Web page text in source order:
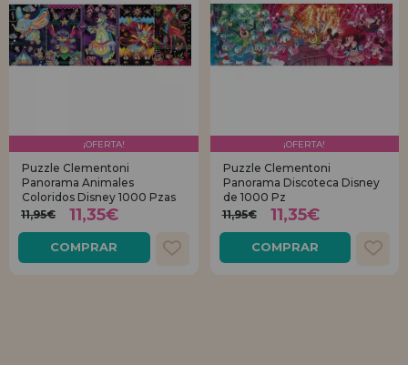
¡OFERTA!
Puzzle Clementoni
Panorama Animales
Coloridos Disney 1000 Pzas
11,95€
11,35€
COMPRAR
¡OFERTA!
Puzzle Clementoni
Panorama Discoteca Disney
de 1000 Pz
11,95€
11,35€
COMPRAR